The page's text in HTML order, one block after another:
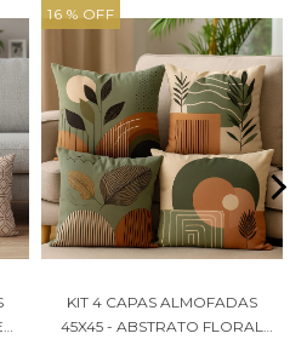
16 % OFF
KIT 4 CAPAS ALMOFADAS
45X45 - ABSTRATO FLORAL